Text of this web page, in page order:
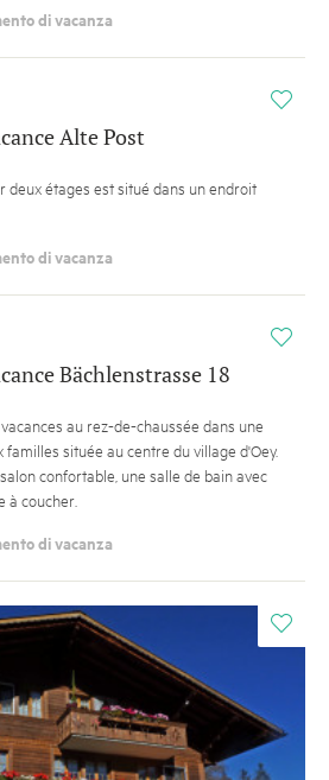
di vacanza
i
Alte Post
deux étages est situé dans un endroit
di vacanza
i
Bächlenstrasse 18
au rez-de-chaussée dans une
située au centre du village d'Oey.
confortable, une salle de bain avec
à coucher.
di vacanza
i